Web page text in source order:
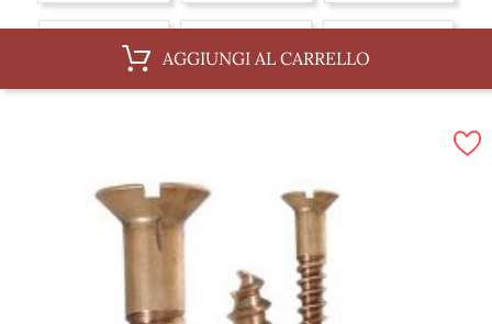
Unita, 5 x 50 mm Unita, 5 x 25 mm Unita, 5 x 40 mm
Scatola, 5 x 20 mm
Scatola, 5 x 35 mm Scatola, 5 x 50 mm
Scatola, 5 x 40 mm
AGGIUNGI AL CARRELLO